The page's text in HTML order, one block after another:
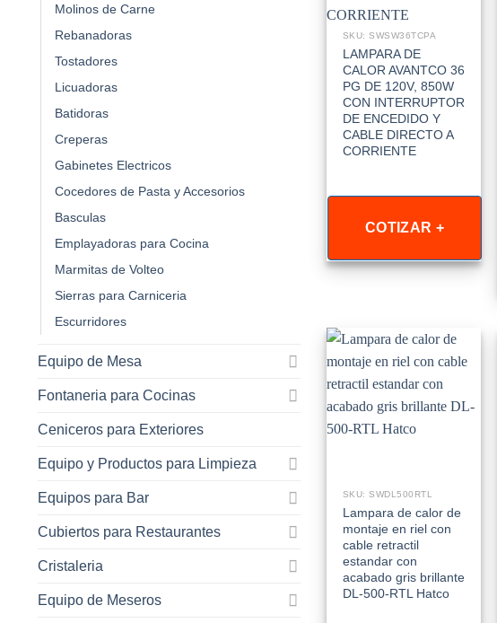
Molinos de Carne
Rebanadoras
Tostadores
Licuadoras
Batidoras
Creperas
Gabinetes Electricos
Cocedores de Pasta y Accesorios
Basculas
Emplayadoras para Cocina
Marmitas de Volteo
Sierras para Carniceria
Escurridores
Equipo de Mesa
Fontaneria para Cocinas
Ceniceros para Exteriores
Equipo y Productos para Limpieza
Equipos para Bar
Cubiertos para Restaurantes
Cristaleria
Equipo de Meseros
SKU: SWSW36TCPA
LAMPARA DE
CALOR AVANTCO 36
PG DE 120V, 850W
CON INTERRUPTOR
DE ENCEDIDO Y
CABLE DIRECTO A
CORRIENTE
COTIZAR +
SKU: SWDL500RTL
Lampara de calor de
montaje en riel con
cable retractil
estandar con
acabado gris brillante
DL-500-RTL Hatco